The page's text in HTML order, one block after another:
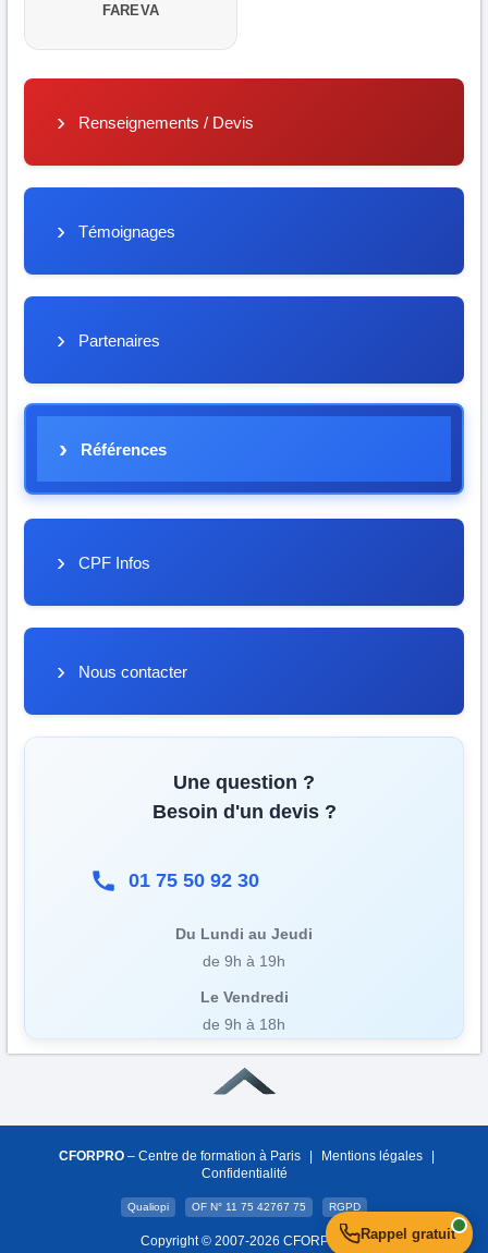
FAREVA
Renseignements / Devis
Témoignages
Partenaires
Références
CPF Infos
Nous contacter
Une question ?
Besoin d'un devis ?
01 75 50 92 30
Du Lundi au Jeudi
de 9h à 19h
Le Vendredi
de 9h à 18h
CFORPRO – Centre de formation à Paris | Mentions légales
|
Confidentialité
Qualiopi OF N° 11 75 42767 75 RGPD
Copyright © 2007-2026 CFORPRO Rappel gratuit